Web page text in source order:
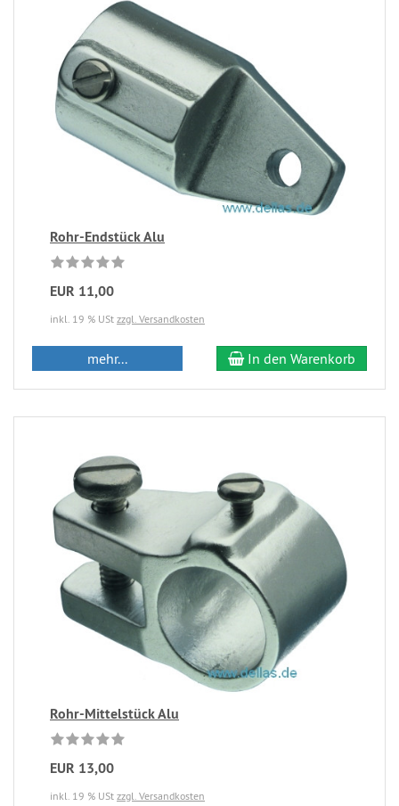
Rohr-Endstück Alu
EUR 11,00
inkl. 19 % USt zzgl. Versandkosten
mehr... In den Warenkorb
Rohr-Mittelstück Alu
EUR 13,00
inkl. 19 % USt zzgl. Versandkosten